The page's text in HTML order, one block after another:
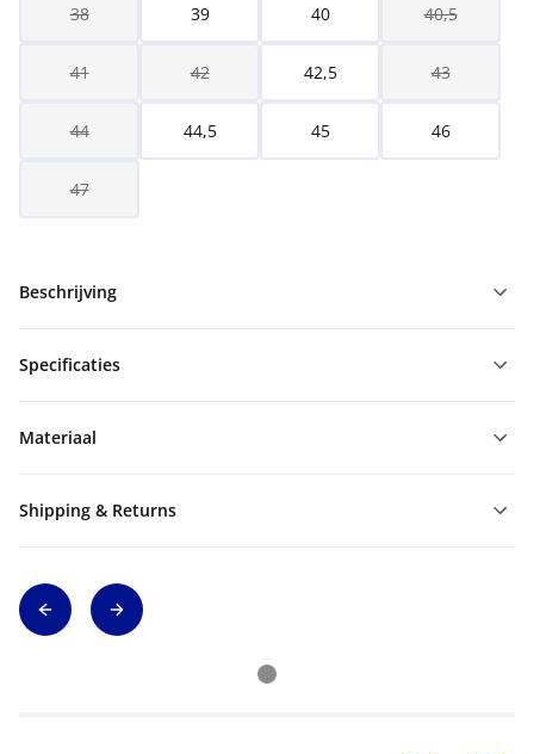
38 39 40 40,5
41 42 42,5 43
44 44,5 45 46
47
Beschrijving
Specificaties
Materiaal
Shipping & Returns